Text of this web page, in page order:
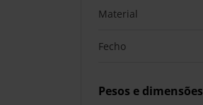
Material
Fecho
Pesos e dimensões